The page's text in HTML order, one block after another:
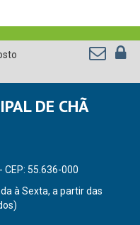
DE CHÃ
CEP: 55.636-000
à Sexta, a partir das